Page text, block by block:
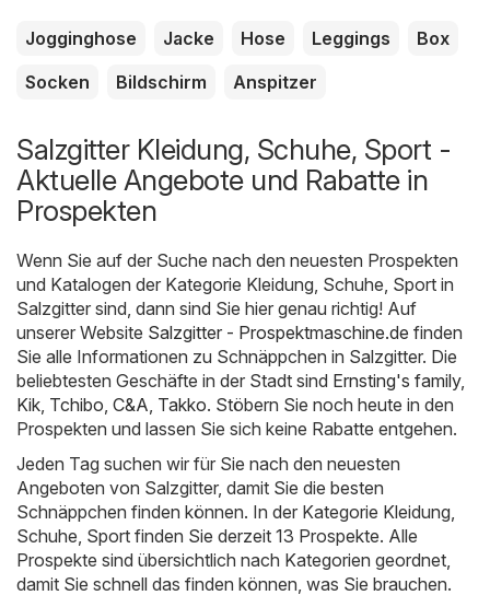
Jogginghose Jacke Hose Leggings
Box
Socken
Bildschirm Anspitzer
Salzgitter Kleidung, Schuhe, Sport -
Aktuelle Angebote und Rabatte in
Prospekten
Wenn Sie auf der Suche nach den neuesten Prospekten
und Katalogen der Kategorie Kleidung, Schuhe, Sport in
Salzgitter sind, dann sind Sie hier genau richtig! Auf
unserer Website Salzgitter - Prospektmaschine.de finden
Sie alle Informationen zu Schnäppchen in Salzgitter. Die
beliebtesten Geschäfte in der Stadt sind Ernsting's family,
Kik, Tchibo, C&A, Takko. Stöbern Sie noch heute in den
Prospekten und lassen Sie sich keine Rabatte entgehen.
Jeden Tag suchen wir für Sie nach den neuesten
Angeboten von Salzgitter, damit Sie die besten
Schnäppchen finden können. In der Kategorie Kleidung,
Schuhe, Sport finden Sie derzeit 13 Prospekte. Alle
Prospekte sind übersichtlich nach Kategorien geordnet,
damit Sie schnell das finden können, was Sie brauchen.